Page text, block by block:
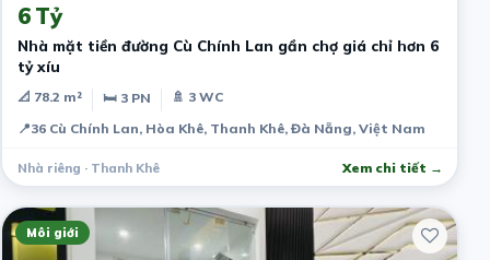
6 Tỷ
Nhà mặt tiền đường Cù Chính Lan gần chợ giá chỉ hơn 6
tỷ xíu
📐 78.2 m² 🛏 3 PN
🚿 3 WC
📍36 Cù Chính Lan, Hòa Khê, Thanh Khê, Đà Nẵng, Việt Nam
Nhà riêng · Thanh Khê Xem chi tiết →
Môi giới